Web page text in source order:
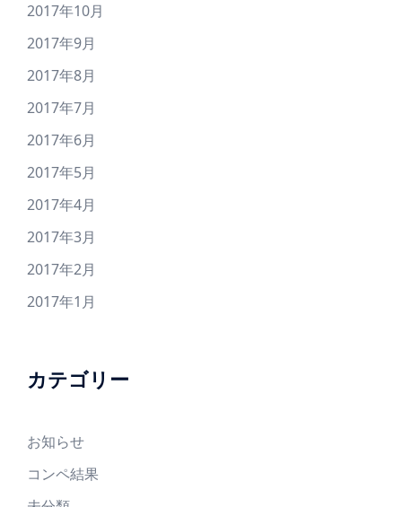
2017年10月
2017年9月
2017年8月
2017年7月
2017年6月
2017年5月
2017年4月
2017年3月
2017年2月
2017年1月
カテゴリー
お知らせ
コンペ結果